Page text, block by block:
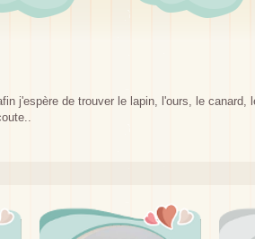
j'espère de trouver le lapin, l'ours, le